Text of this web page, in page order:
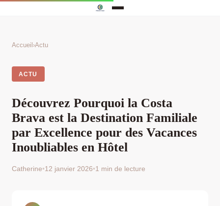
Accueil ›Actu
ACTU
Découvrez Pourquoi la Costa
Brava est la Destination Familiale
par Excellence pour des Vacances
Inoubliables en Hôtel
Catherine•12 janvier 2026•1 min de lecture